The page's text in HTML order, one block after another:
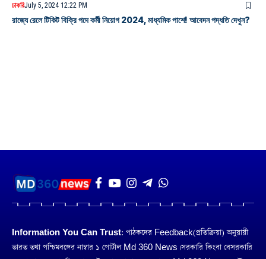
চাকরিJuly 5, 2024 12:22 PM
রাজ্যে রেলে টিকিট বিক্রি পদে কর্মী নিয়োগ 2024, মাধ্যমিক পাশে! আবেদন পদ্ধতি দেখুন?
Information You Can Trust: পাঠকদের Feedback(প্রতিক্রিয়া) অনুয়ায়ী
ভারত তথা পশ্চিমবঙ্গের নাম্বার ১ পোর্টাল Md 360 News। সরকারি কিংবা বেসরকারি